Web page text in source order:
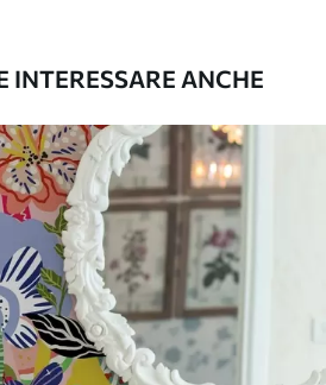
INTERESSARE ANCHE